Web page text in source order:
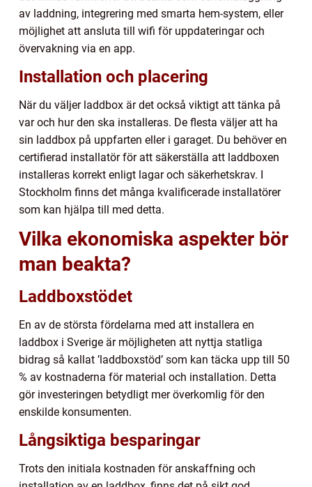
av laddning, integrering med smarta hem-system, eller
möjlighet att ansluta till wifi för uppdateringar och
övervakning via en app.
Installation och placering
När du väljer laddbox är det också viktigt att tänka på
var och hur den ska installeras. De flesta väljer att ha
sin laddbox på uppfarten eller i garaget. Du behöver en
certifierad installatör för att säkerställa att laddboxen
installeras korrekt enligt lagar och säkerhetskrav. I
Stockholm finns det många kvalificerade installatörer
som kan hjälpa till med detta.
Vilka ekonomiska aspekter bör
man beakta?
Laddboxstödet
En av de största fördelarna med att installera en
laddbox i Sverige är möjligheten att nyttja statliga
bidrag så kallat ’laddboxstöd’ som kan täcka upp till 50
% av kostnaderna för material och installation. Detta
gör investeringen betydligt mer överkomlig för den
enskilde konsumenten.
Långsiktiga besparingar
Trots den initiala kostnaden för anskaffning och